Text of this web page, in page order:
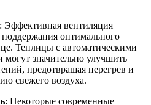
: Эффективная вентиляция
оптимального
Теплицы с автоматическими
могут значительно улучшить
предотвращая перегрев и
свежего воздуха.
: Некоторые современные